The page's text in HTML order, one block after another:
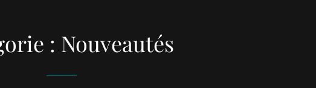
: Nouveautés